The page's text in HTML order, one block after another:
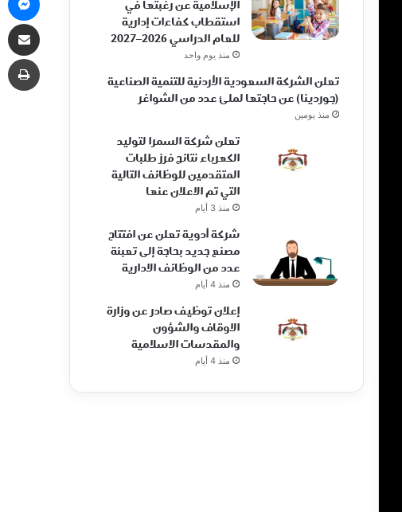
الإسلامية عن رغبتها في
استقطاب كفاءات إدارية
للعام الدراسي 2026–2027
منذ يوم واحد
تعلن الشركة السعودية الأردنية للتنمية الصناعية
(جوردينا) عن حاجتها لملئ عدد من الشواغر
منذ يومين
تعلن شركة السمرا لتوليد
الكهرباء نتائج فرز طلبات
المتقدمين للوظائف التالية
التي تم الاعلان عنها
منذ 3 أيام
شركة أدوية تعلن عن افتتاح
مصنع جديد بحاجة إلى تعبئة
عدد من الوظائف الادارية
منذ 4 أيام
إعلان توظيف صادر عن وزارة
الاوقاف والشؤون
والمقدسات الاسلامية
منذ 4 أيام